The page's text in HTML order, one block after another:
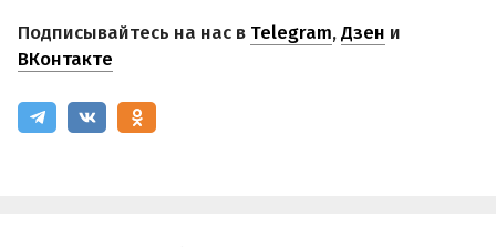
Подписывайтесь на нас в Telegram,Дзен и
ВКонтакте